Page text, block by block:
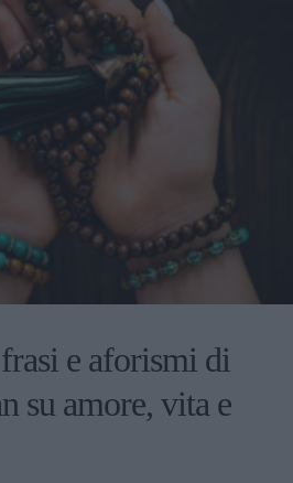
e aforismi di
su amore, vita e